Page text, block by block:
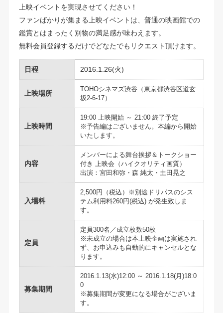
上映イベントを実現させてください！
ファンばかりが集まる上映イベントは、普通の映画館での
鑑賞とはまったく別物の満足感が味わえます。
無料会員登録するだけでどなたでもリクエスト頂けます。
日程 2016.1.26(火)
上映場所
TOHOシネマズ渋谷（東京都渋谷区道玄
坂2-6-17）
上映時間
19:00 上映開始 ～ 21:00 終了予定
※予告編はございません。本編から開始
いたします。
内容
メンバーによる舞台挨拶＆トークショー
付き 上映会（ハイクオリティ画質）
出演：宮田和弥・森 純太・土田晃之
入場料
2,500円（税込）※別途ドリパスのシス
テム利用料260円(税込) が発生致しま
す。
定員
定員300名／成立枚数50枚
※未成立の場合は本上映企画は実施され
ず、お申込みも自動的にキャンセルとな
ります。
募集期間
2016.1.13(水)12:00 ～ 2016.1.18(月)18:0
0
※募集期間が変更になる場合がございま
す。